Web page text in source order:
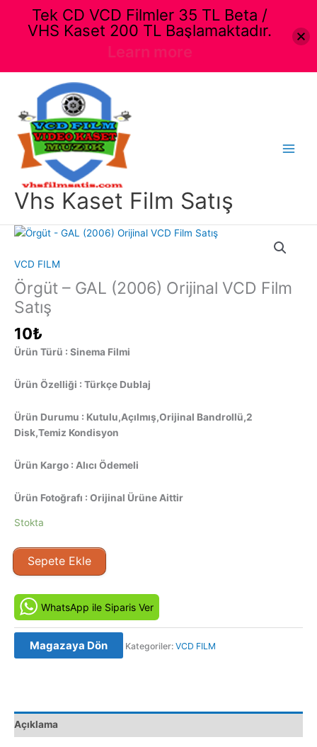
Vhs Kaset Film Satış
VCD FILM
Örgüt – GAL (2006) Orijinal VCD Film
Satış
10₺
Ürün Türü : Sinema Filmi
Ürün Özelliği : Türkçe Dublaj
Ürün Durumu : Kutulu,Açılmış,Orijinal Bandrollü,2
Disk,Temiz Kondisyon
Ürün Kargo : Alıcı Ödemeli
Ürün Fotoğrafı : Orijinal Ürüne Aittir
Stokta
Örgüt
-
(2006)
Orijinal
VCD
Film
Sepete Ekle
WhatsApp ile Siparis Ver
Magazaya Dön Kategoriler: VCD FILM
Açıklama
Tek CD VCD Filmler 35 TL Beta /
VHS Kaset 200 TL Başlamaktadır.
Learn more